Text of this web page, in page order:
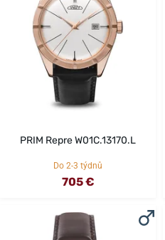
PRIM Repre W01C.13170.L
Do 2-3 týdnů
705 €